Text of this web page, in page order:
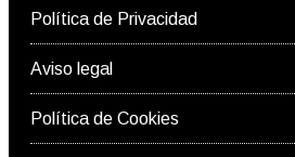
Política de Privacidad
Aviso legal
Política de Cookies